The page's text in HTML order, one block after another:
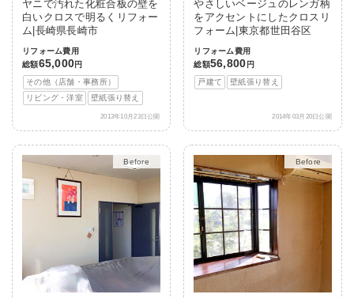
ヤニで汚れた化粧合板の壁を
白いクロスで明るくリフォー
ム|長崎県長崎市
リフォーム費用
総額65,000円
その他（店舗・事務所）
リビング・洋室
壁紙張り替え
2013年10月23日公開
やさしいベージュのレンガ柄
をアクセントにしたクロスリ
フォーム|東京都世田谷区
リフォーム費用
総額56,800 円
戸建て
壁紙張り替え
2014年03月20日公開
After After